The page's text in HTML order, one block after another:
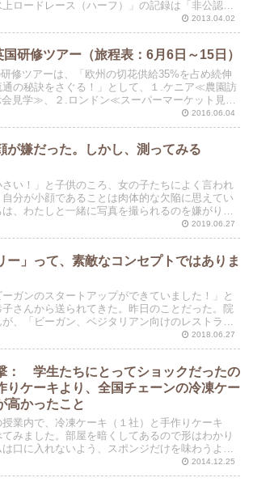
ロードレース（ハーフ）」の記録は「非公認」
2013.04.02
研修ツアー（旅程表：6月6日～15日）
修ツアーは、「欧州の切花供給35%を占め続伸
の秘訣をさぐる！」として、１.ケニア≪農園訪
見学≫、２.ロンドン≪スーパーマーケット見学
2016.06.04
が嫌だった。しかし、測ってみる
さい！」と子供のころ、女の子たちによく言われ
分が小顔であることは肉体的な欠陥に思えてい
、わたしと一緒に写真を撮られるのを嫌がりま
しは遠近法のテクニックを使って、女子...2019.06.27
ー」って、素敵なコンセプトではありま
ーガンのスタートアップができていました！」と
さんから送られてきた。昨日のことだった。院
、「ビーガン、ベジタリアン向けのレストラン
ト」に取り組んでいる。そのためのネッ...2018.06.27
： 学生たちにとってショックだったの
りケーキより、全国チェーンの冷凍ケー
高かったこと
業内で、冷凍ケーキ（１社）と手作りケーキ
てみました。部屋を暗くしてあるので形はわかり
口に入れないよう、スポンジだけを味わうよう
結果、3店のケーキの美味しさに有意な差...2014.12.25